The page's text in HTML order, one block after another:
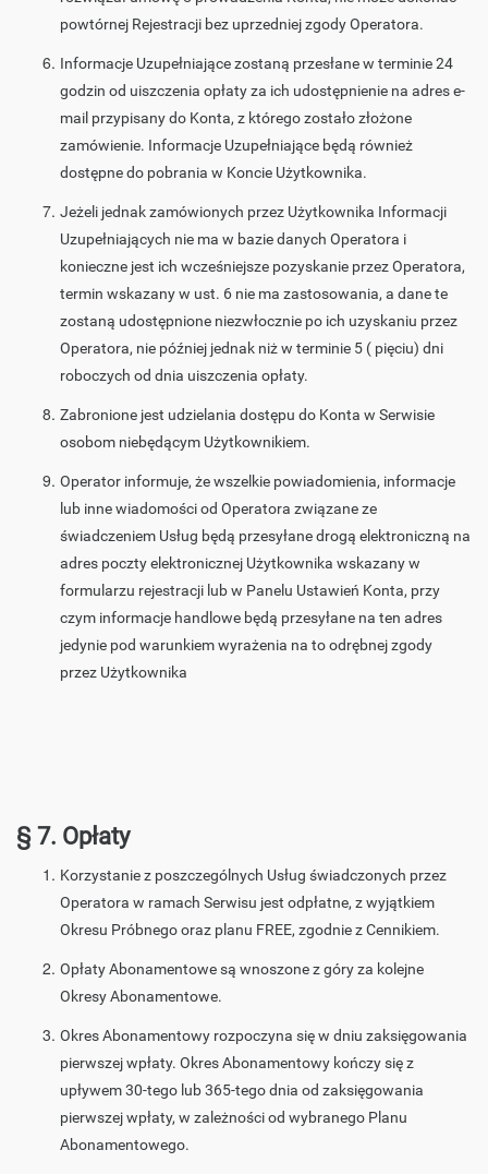
powtórnej Rejestracji bez uprzedniej zgody Operatora.
Informacje Uzupełniające zostaną przesłane w terminie 24
godzin od uiszczenia opłaty za ich udostępnienie na adres e-
mail przypisany do Konta, z którego zostało złożone
zamówienie. Informacje Uzupełniające będą również
dostępne do pobrania w Koncie Użytkownika.
Jeżeli jednak zamówionych przez Użytkownika Informacji
Uzupełniających nie ma w bazie danych Operatora i
konieczne jest ich wcześniejsze pozyskanie przez Operatora,
termin wskazany w ust. 6 nie ma zastosowania, a dane te
zostaną udostępnione niezwłocznie po ich uzyskaniu przez
Operatora, nie później jednak niż w terminie 5 ( pięciu) dni
roboczych od dnia uiszczenia opłaty.
Zabronione jest udzielania dostępu do Konta w Serwisie
osobom niebędącym Użytkownikiem.
Operator informuje, że wszelkie powiadomienia, informacje
lub inne wiadomości od Operatora związane ze
świadczeniem Usług będą przesyłane drogą elektroniczną na
adres poczty elektronicznej Użytkownika wskazany w
formularzu rejestracji lub w Panelu Ustawień Konta, przy
czym informacje handlowe będą przesyłane na ten adres
jedynie pod warunkiem wyrażenia na to odrębnej zgody
przez Użytkownika
§ 7. Opłaty
Korzystanie z poszczególnych Usług świadczonych przez
Operatora w ramach Serwisu jest odpłatne, z wyjątkiem
Okresu Próbnego oraz planu FREE, zgodnie z Cennikiem.
Opłaty Abonamentowe są wnoszone z góry za kolejne
Okresy Abonamentowe.
Okres Abonamentowy rozpoczyna się w dniu zaksięgowania
pierwszej wpłaty. Okres Abonamentowy kończy się z
upływem 30-tego lub 365-tego dnia od zaksięgowania
pierwszej wpłaty, w zależności od wybranego Planu
Abonamentowego.